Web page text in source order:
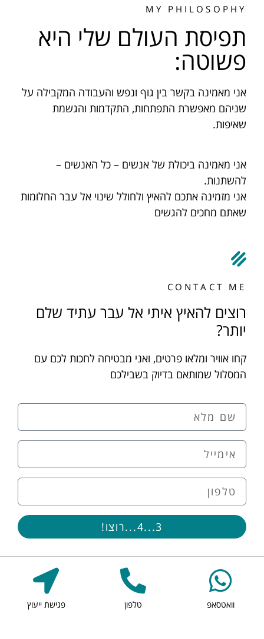
MY PHILOSOPHY​
תפיסת העולם שלי היא
פשוטה:
אני מאמינה בקשר בין גוף ונפש והעבודה המקבילה על
שניהם מאפשרת התפתחות, התקדמות והגשמת
שאיפות.
אני מאמינה ביכולת של אנשים – כל האנשים –
להשתנות.
אני מזמינה אתכם להאיץ ולחולל שינוי אל עבר החלומות
שאתם מחכים להגשים
CONTACT ME
רוצים להאיץ איתי אל עבר עתיד שלם
יותר?
קחו אוויר ומלאו פרטים, ואני מבטיחה לחכות לכם עם
המסלול שמותאם בדיוק בשבילכם
3...4...רוצו!
וואטסאפ טלפון פגישת ייעוץ